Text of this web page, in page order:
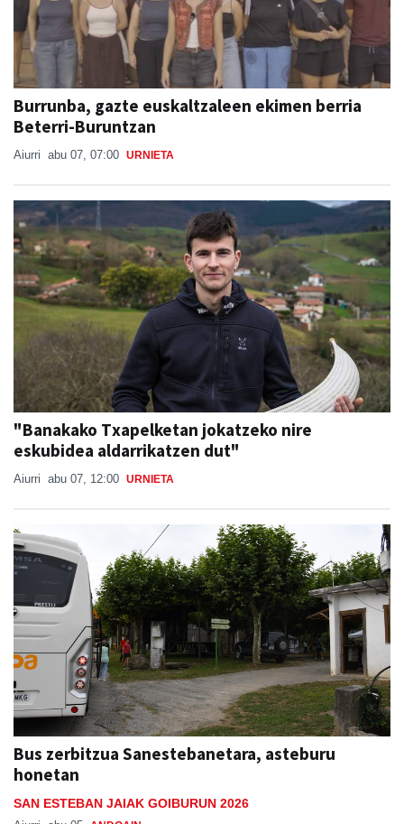
Burrunba, gazte euskaltzaleen ekimen berria
Beterri-Buruntzan
Aiurri abu 07, 07:00 URNIETA
"Banakako Txapelketan jokatzeko nire
eskubidea aldarrikatzen dut"
Aiurri abu 07, 12:00 URNIETA
Bus zerbitzua Sanestebanetara, asteburu
honetan
SAN ESTEBAN JAIAK GOIBURUN 2026